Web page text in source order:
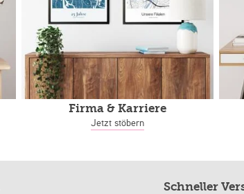
Firma & Karriere
Jetzt stöbern
Schneller